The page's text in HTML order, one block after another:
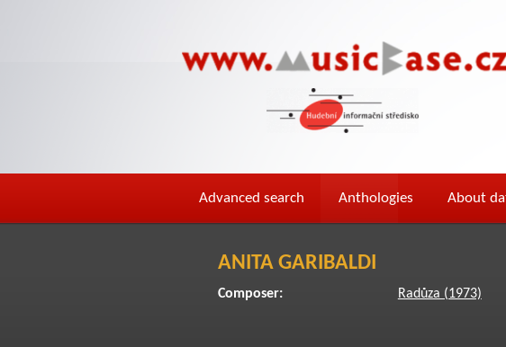
Advanced search Anthologies About
ANITA GARIBALDI
Composer: Radůza (1973)